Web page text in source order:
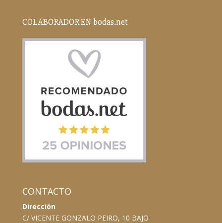
COLABORADOR EN bodas.net
CONTACTO
Dirección
C/ VICENTE GONZALO PEIRO, 10 BAJO